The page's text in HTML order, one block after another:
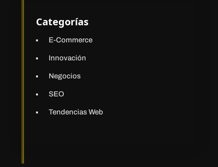
Categorías
E-Commerce
Innovación
Negocios
SEO
Tendencias Web